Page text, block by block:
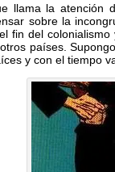
llama la atención
sobre la
fin del
países.
y con el tiempo